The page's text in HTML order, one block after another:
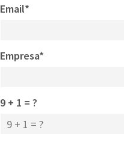
Email*
Empresa*
9 + 1 = ?